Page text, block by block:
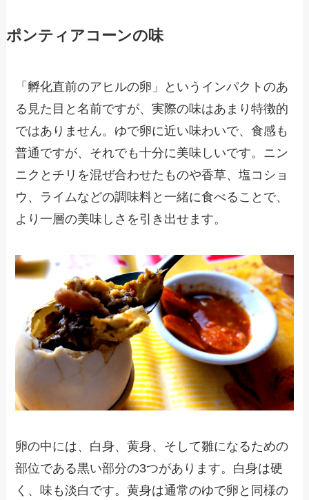
ポンティアコーンの味
「孵化直前のアヒルの卵」というインパクトのあ
る見た目と名前ですが、実際の味はあまり特徴的
ではありません。ゆで卵に近い味わいで、食感も
普通ですが、それでも十分に美味しいです。ニン
ニクとチリを混ぜ合わせたものや香草、塩コショ
ウ、ライムなどの調味料と一緒に食べることで、
より一層の美味しさを引き出せます。
卵の中には、白身、黄身、そして雛になるための
部位である黒い部分の3つがあります。白身は硬
く、味も淡白です。黄身は通常のゆで卵と同様の